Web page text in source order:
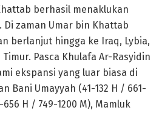
berhasil menaklukan
Di zaman Umar bin Khattab
berlanjut hingga ke Iraq, Lybia,
Pasca Khulafa Ar-Rasyidin
ekspansi yang luar biasa di
Bani Umayyah (41-132 H / 661-
H / 749-1200 M), Mamluk